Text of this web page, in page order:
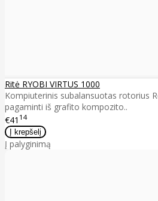
Ritė RYOBI VIRTUS 1000
Kompiuterinis subalansuotas rotorius
pagaminti iš grafito kompozito..
€41 14
Į palyginimą